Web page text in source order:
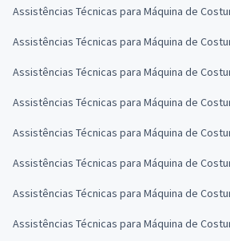
Assistências Técnicas para Máquina de
Assistências Técnicas para Máquina de
Assistências Técnicas para Máquina de
Assistências Técnicas para Máquina de
Assistências Técnicas para Máquina de
Assistências Técnicas para Máquina de
Assistências Técnicas para Máquina de
Assistências Técnicas para Máquina de